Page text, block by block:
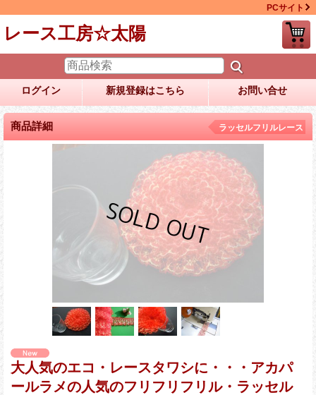
PCサイト
レース工房☆太陽
ログイン 新規登録はこちら お問い合せ
商品詳細 ラッセルフリルレース
大人気のエコ・レースタワシに・・・アカパ
ールラメの人気のフリフリフリル・ラッセル